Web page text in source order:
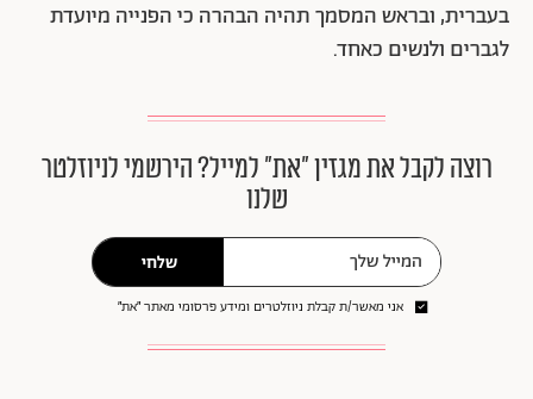
בעברית, ובראש המסמך תהיה הבהרה כי הפנייה מיועדת
לגברים ולנשים כאחד.
רוצה לקבל את מגזין ״את״ למייל? הירשמי לניוזלטר
שלנו
שלחי
אני מאשר/ת קבלת ניוזלטרים ומידע פרסומי מאתר ״את״